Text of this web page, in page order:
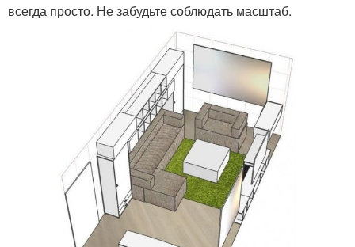
всегда просто. Не забудьте соблюдать масштаб.